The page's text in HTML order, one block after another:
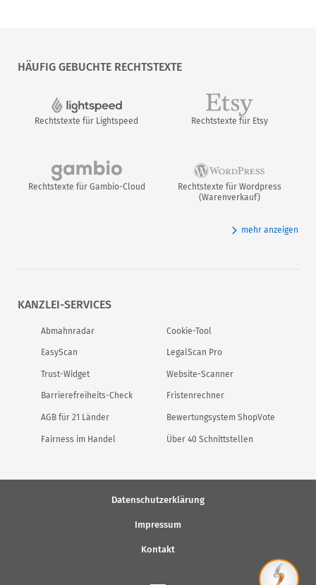
HÄUFIG GEBUCHTE RECHTSTEXTE
Rechtstexte für Lightspeed Rechtstexte für Etsy
Rechtstexte für Gambio-Cloud
Rechtstexte für Wordpress
(Warenverkauf)
mehr anzeigen
KANZLEI-SERVICES
Abmahnradar Cookie-Tool
EasyScan LegalScan Pro
Trust-Widget Website-Scanner
Barrierefreiheits-Check Fristenrechner
AGB für 21 Länder Bewertungsystem ShopVote
Fairness im Handel Über 40 Schnittstellen
Datenschutzerklärung
Impressum
Kontakt